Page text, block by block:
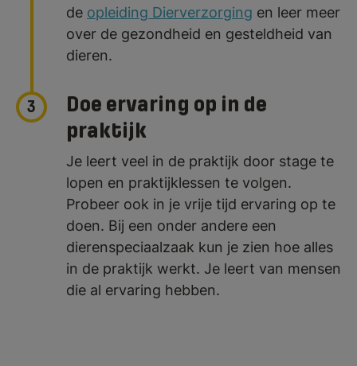
de opleiding Dierverzorging en leer meer
over de gezondheid en gesteldheid van
dieren.
3
Doe ervaring op in de
praktijk
Je leert veel in de praktijk door stage te
lopen en praktijklessen te volgen.
Probeer ook in je vrije tijd ervaring op te
doen. Bij een onder andere een
dierenspeciaalzaak kun je zien hoe alles
in de praktijk werkt. Je leert van mensen
die al ervaring hebben.